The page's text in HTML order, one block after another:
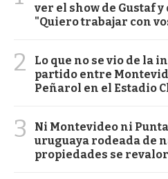
ver el show de Gustaf
"Quiero trabajar con
2
Lo que no se vio de la
partido entre
Peñarol en el Estadio
3
Ni Montevideo ni
uruguaya rodeada de
propiedades se